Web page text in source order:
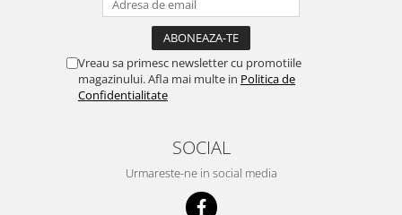
Vreau sa primesc newsletter cu promotiile
magazinului. Afla mai multe in Politica de
Confidentialitate
SOCIAL
Urmareste-ne in social media